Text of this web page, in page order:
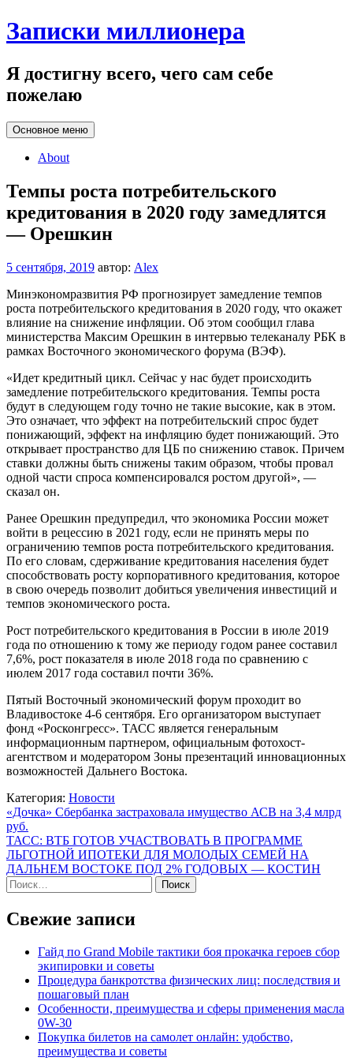
Перейти
к
Записки миллионера
Я достигну всего, чего сам себе
пожелаю
Основное меню
About
Темпы роста потребительского
кредитования в 2020 году замедлятся
— Орешкин
5 сентября, 2019 автор: Alex
Минэкономразвития РФ прогнозирует замедление темпов
роста потребительского кредитования в 2020 году, что окажет
влияние на снижение инфляции. Об этом сообщил глава
министерства Максим Орешкин в интервью телеканалу РБК в
рамках Восточного экономического форума (ВЭФ).
«Идет кредитный цикл. Сейчас у нас будет происходить
замедление потребительского кредитования. Темпы роста
будут в следующем году точно не такие высокие, как в этом.
Это означает, что эффект на потребительский спрос будет
понижающий, эффект на инфляцию будет понижающий. Это
открывает пространство для ЦБ по снижению ставок. Причем
ставки должны быть снижены таким образом, чтобы провал
одной части спроса компенсировался ростом другой», —
сказал он.
Ранее Орешкин предупредил, что экономика России может
войти в рецессию в 2021 году, если не принять меры по
ограничению темпов роста потребительского кредитования.
По его словам, сдерживание кредитования населения будет
способствовать росту корпоративного кредитования, которое
в свою очередь позволит добиться увеличения инвестиций и
темпов экономического роста.
Рост потребительского кредитования в России в июле 2019
года по отношению к тому же периоду годом ранее составил
7,6%, рост показателя в июле 2018 года по сравнению с
июлем 2017 года составил почти 36%.
Пятый Восточный экономический форум проходит во
Владивостоке 4-6 сентября. Его организатором выступает
фонд «Росконгресс». ТАСС является генеральным
информационным партнером, официальным фотохост-
агентством и модератором Зоны презентаций инновационных
возможностей Дальнего Востока.
Категория: Новости
Навигация
по
записям
«Дочка» Сбербанка застраховала имущество АСВ на 3,4 млрд
руб.
ТАСС: ВТБ ГОТОВ УЧАСТВОВАТЬ В ПРОГРАММЕ
ЛЬГОТНОЙ ИПОТЕКИ ДЛЯ МОЛОДЫХ СЕМЕЙ НА
ДАЛЬНЕМ ВОСТОКЕ ПОД 2% ГОДОВЫХ — КОСТИН
Найти:
Свежие записи
Гайд по Grand Mobile тактики боя прокачка героев сбор
экипировки и советы
Процедура банкротства физических лиц: последствия и
пошаговый план
Особенности, преимущества и сферы применения масла
0W-30
Покупка билетов на самолет онлайн: удобство,
преимущества и советы